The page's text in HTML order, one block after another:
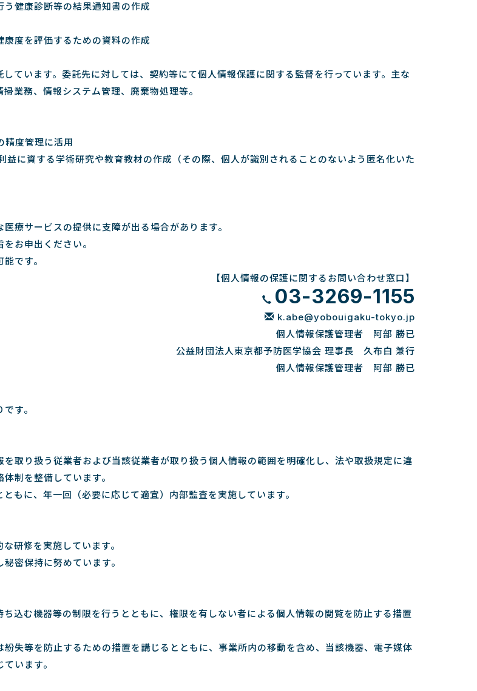
健康診断等の結果通知書の作成
度を評価するための資料の作成
ています。委託先に対しては、契約等にて個人情報保護に関する監督を行っています。主な
業務、情報システム管理、廃棄物処理等。
精度管理に活用
に資する学術研究や教育教材の作成（その際、個人が識別されることのないよう匿名化いた
療サービスの提供に支障が出る場合があります。
お申出ください。
です。
【個人情報の保護に関するお問い合わせ窓口】
03-3269-1155
k.abe@yobouigaku-tokyo.jp
個人情報保護管理者 阿部 勝已
公益財団法人東京都予防医学協会 理事長 久布白 兼行
個人情報保護管理者 阿部 勝已
す。
取り扱う従業者および当該従業者が取り扱う個人情報の範囲を明確化し、法や取扱規定に違
制を整備しています。
もに、年一回（必要に応じて適宜）内部監査を実施しています。
研修を実施しています。
密保持に努めています。
込む機器等の制限を行うとともに、権限を有しない者による個人情報の閲覧を防止する措置
失等を防止するための措置を講じるとともに、事業所内の移動を含め、当該機器、電子媒体
います。